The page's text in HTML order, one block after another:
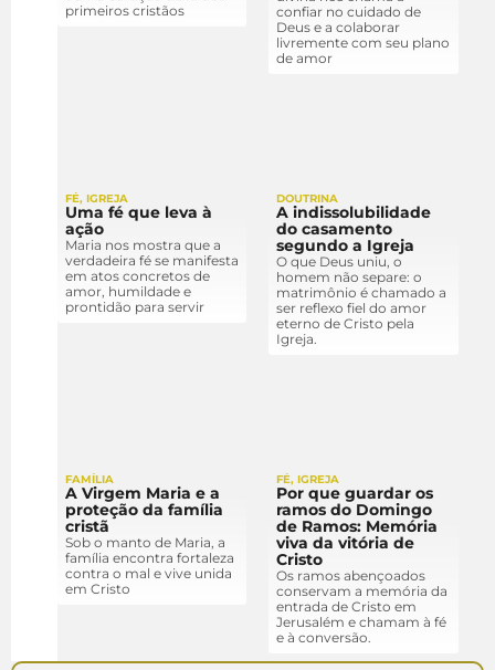
primeiros cristãos
confiar no cuidado de
Deus e a colaborar
livremente com seu plano
de amor
FÉ,IGREJA
Uma fé que leva à
ação
Maria nos mostra que a
verdadeira fé se manifesta
em atos concretos de
amor, humildade e
prontidão para servir
DOUTRINA
A indissolubilidade
do casamento
segundo a Igreja
O que Deus uniu, o
homem não separe: o
matrimônio é chamado a
ser reflexo fiel do amor
eterno de Cristo pela
Igreja.
FAMÍLIA
A Virgem Maria e a
proteção da família
cristã
Sob o manto de Maria, a
família encontra fortaleza
contra o mal e vive unida
em Cristo
FÉ,IGREJA
Por que guardar os
ramos do Domingo
de Ramos: Memória
viva da vitória de
Cristo
Os ramos abençoados
conservam a memória da
entrada de Cristo em
Jerusalém e chamam à fé
e à conversão.